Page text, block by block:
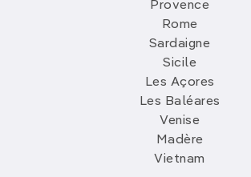
Provence
Rome
Sardaigne
Sicile
Les Açores
Les Baléares
Venise
Madère
Vietnam